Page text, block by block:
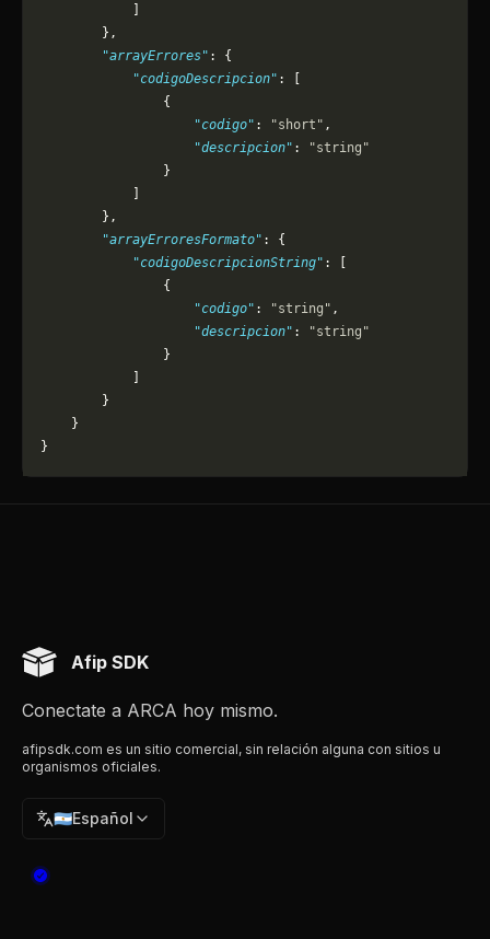
        },
        "arrayErrores"
: {
            "codigoDescripcion"
: [
                {
                    "codigo"
: "short" ,
                    "descripcion"
:
"string"
                }
        },
        "arrayErroresFormato"
: {
            "codigoDescripcionString"
: [
                {
                    "codigo"
: "string" ,
                    "descripcion"
:
"string"
                }
        }
    }
}
Afip SDK
Conectate a ARCA hoy mismo.
afipsdk.com es un sitio comercial, sin relación alguna con sitios u
organismos oficiales.
🇦🇷Español